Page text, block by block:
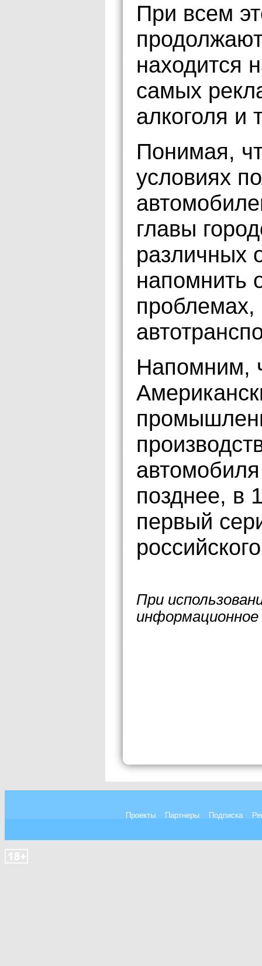
При всем
находится
самых
алкоголя и
Понимая,
условиях
главы
различных
напомнить
проблемах,
Напомним,
позднее, в
первый
При
Проекты Партнеры Подписка